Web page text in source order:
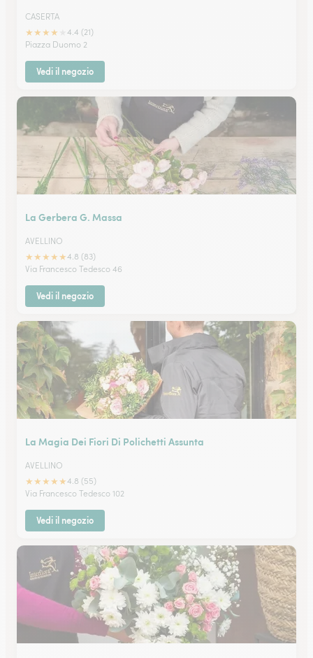
CASERTA
★★★★
4.4 (21)
Piazza Duomo 2
Vedi il negozio
La Gerbera G. Massa
AVELLINO
★★★★★4.8 (83)
Via Francesco Tedesco 46
Vedi il negozio
La Magia Dei Fiori Di Polichetti Assunta
AVELLINO
★★★★★4.8 (55)
Via Francesco Tedesco 102
Vedi il negozio